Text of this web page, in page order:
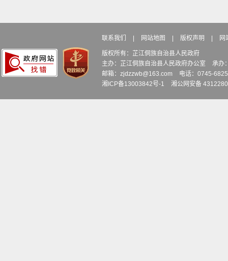
联系我们 网站地图 版权声明 网
版权所有：芷江侗族自治县人民政府
主办：芷江侗族自治县人民政府办公室
承办
邮箱：zjdzzwb@163.com
电话：0745-
湘ICP备13003842号-1
湘公网安备